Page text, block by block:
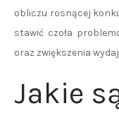
obliczu rosnącej
stawić czoła
oraz zwiększenia
Jakie